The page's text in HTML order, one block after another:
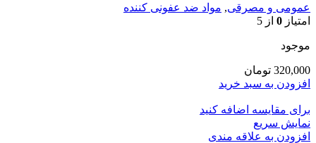
عمومی و مصرقی, مواد ضد عفونی کننده
امتیاز 0 از 5
موجود
320,000 تومان
افزودن به سبد خرید
برای مقایسه اضافه کنید
نمایش سریع
افزودن به علاقه مندی